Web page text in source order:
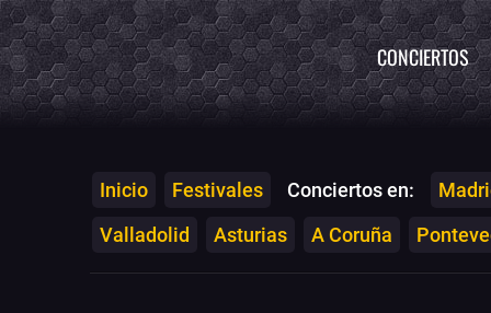
CONCIERTOS
Inicio Festivales Conciertos en:
Valladolid
Asturias A Coruña